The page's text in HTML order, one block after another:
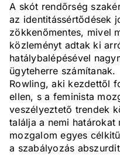
A skót rendőrség
az identitássértődések
zökkenőmentes, mivel
közleményt adtak ki
hatálybalépésével
ügyteherre számítanak.
Rowling, aki kezdettől
ellen, s a feminista
veszélyeztető trendek
találja a nemi határokat
mozgalom egyes
a szabályozás